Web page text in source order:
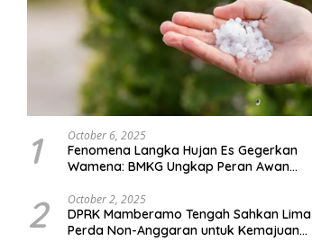
1 October 6, 2025
Fenomena Langka Hujan Es Gegerkan
Wamena: BMKG Ungkap Peran Awan
Ekstrem Peralihan Musim
2 October 2, 2025
DPRK Mamberamo Tengah Sahkan Lima
Perda Non-Anggaran untuk Kemajuan